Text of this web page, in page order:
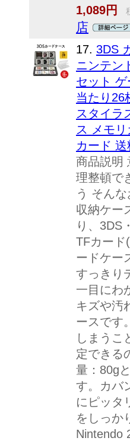
1,089円
店
17. 3DS
ニンテン
セット
当たり26
スタイラ
ス メモ
カード
商品説明
理整頓で
う そん
収納ケー
り、3DS
TFカード
ードケー
すっきり
一目にわ
キズや汚
ースです
しまうこ
定できる
量：80g
す。カバ
にピッタ
をしっか
Nintendo